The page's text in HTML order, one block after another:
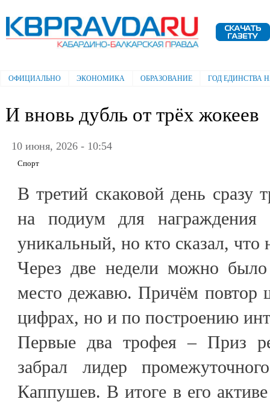
Электронная газета "Кабардино-
Балкарская правда"
Главное меню
ОФИЦИАЛЬНО ЭКОНОМИКА ОБРАЗОВАНИЕ ГОД ЕДИНСТВА
И вновь дубль от трёх жокеев
10 июня, 2026 - 10:54
Спорт
В третий скаковой день сразу
на подиум для
уникальный, но кто сказал, что
Через две недели можно было
место дежавю. Причём повтор
цифрах, но и по построению
Первые два трофея – Приз
забрал лидер
Каппушев. В итоге в его